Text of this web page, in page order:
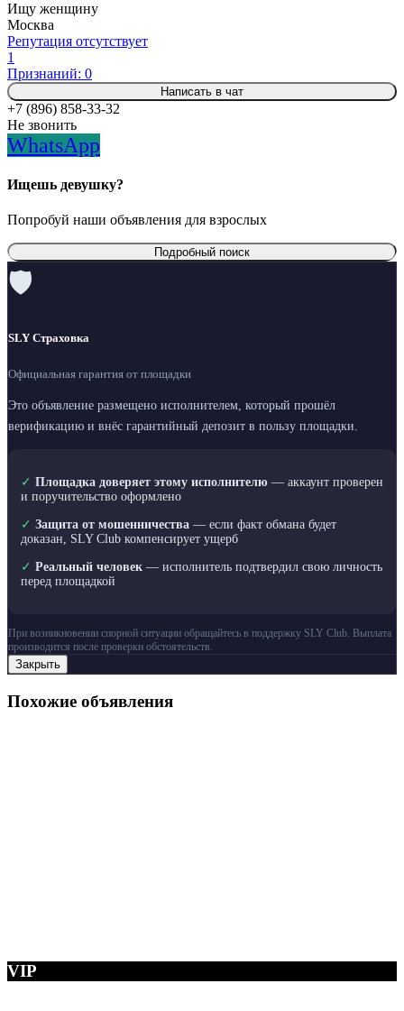
Ищу женщину
Москва
Репутация отсутствует
1
Признаний: 0
Написать в чат
+7 (896) 858-33-32
Не звонить
WhatsApp
Ищешь девушку?
Попробуй наши объявления для взрослых
Подробный поиск
🛡
SLY Страховка
Официальная гарантия от площадки
Это объявление размещено исполнителем, который прошёл
верификацию и внёс гарантийный депозит в пользу площадки.
✓ Площадка доверяет этому исполнителю — аккаунт проверен
и поручительство оформлено
✓ Защита от мошенничества — если факт обмана будет
доказан, SLY Club компенсирует ущерб
✓ Реальный человек — исполнитель подтвердил свою личность
перед площадкой
При возникновении спорной ситуации обращайтесь в поддержку SLY Club. Выплата
производится после проверки обстоятельств.
Закрыть
Похожие объявления
VIP